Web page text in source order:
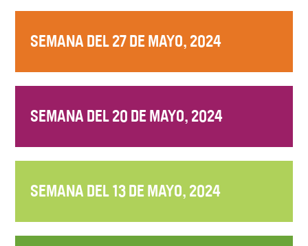
SEMANA DEL 27 DE MAYO, 2024
SEMANA DEL 20 DE MAYO, 2024
SEMANA DEL 13 DE MAYO, 2024